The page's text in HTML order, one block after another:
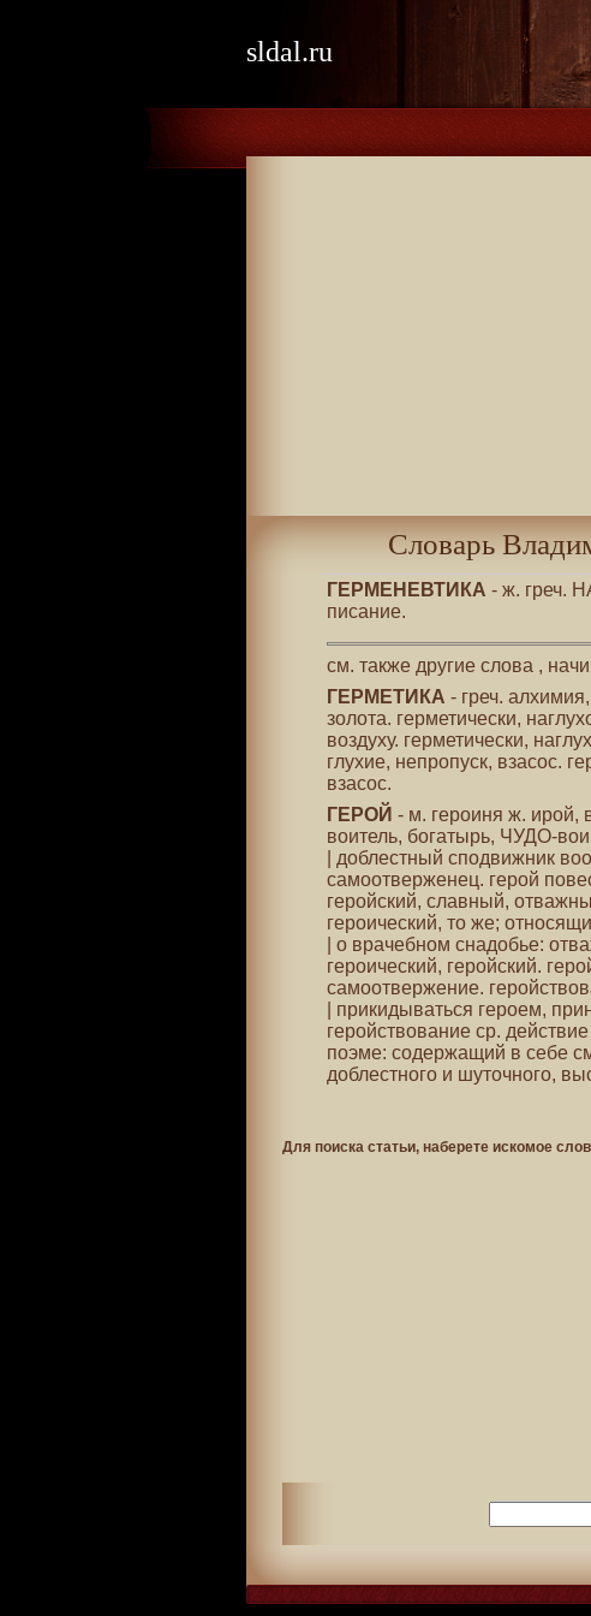
sldal.ru
Словарь
ГЕРМЕНЕВТИКА - ж. греч.
писание.
см. также другие слова ,
ГЕРМЕТИКА - греч.
золота. герметически,
воздуху. герметически,
глухие, непропуск, взасос.
взасос.
ГЕРОЙ - м. героиня ж. ирой,
воитель, богатырь, ЧУДО-
| доблестный сподвижник
самоотверженец. герой
геройский, славный,
героический, то же;
| о врачебном снадобье:
героический, геройский.
самоотвержение.
| прикидываться героем,
геройствование ср.
поэме: содержащий в себе
доблестного и шуточного,
Для поиска статьи, наберете искомое